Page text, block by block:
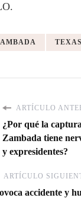
TEXAS
ARTÍCULO
¿Por qué la
Zambada tiene
y expresidentes?
ARTÍCULO
accidente y